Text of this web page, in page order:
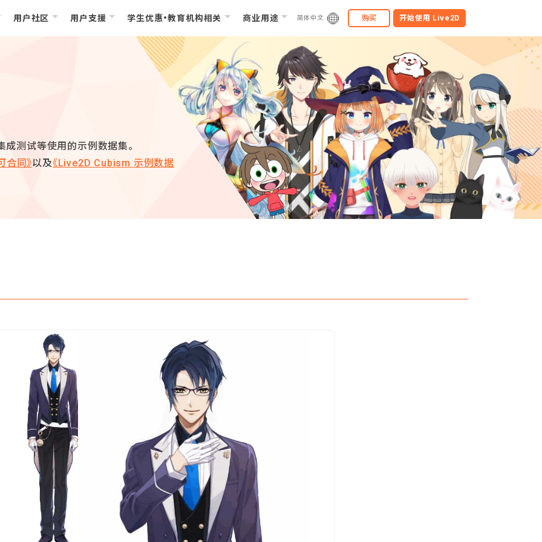
用户社区 用户支援 学生优惠・教育机构相关 商业用途 简体中文 购买 开始使用 Live2D
测试等使用的示例数据集。
合同》以及《Live2D Cubism 示例数据